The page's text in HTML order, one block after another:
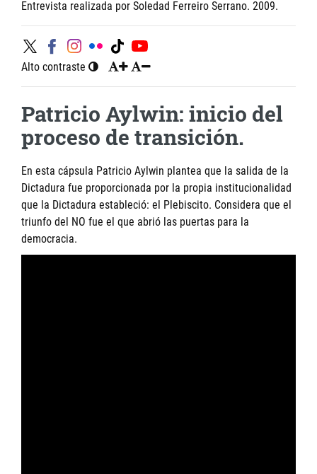
Entrevista realizada por Soledad Ferreiro Serrano. 2009.
Alto contraste
Patricio Aylwin: inicio del
proceso de transición.
En esta cápsula Patricio Aylwin plantea que la salida de la
Dictadura fue proporcionada por la propia institucionalidad
que la Dictadura estableció: el Plebiscito. Considera que el
triunfo del NO fue el que abrió las puertas para la
democracia.